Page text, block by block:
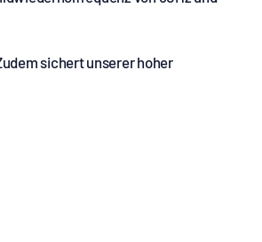
sichert unserer hoher